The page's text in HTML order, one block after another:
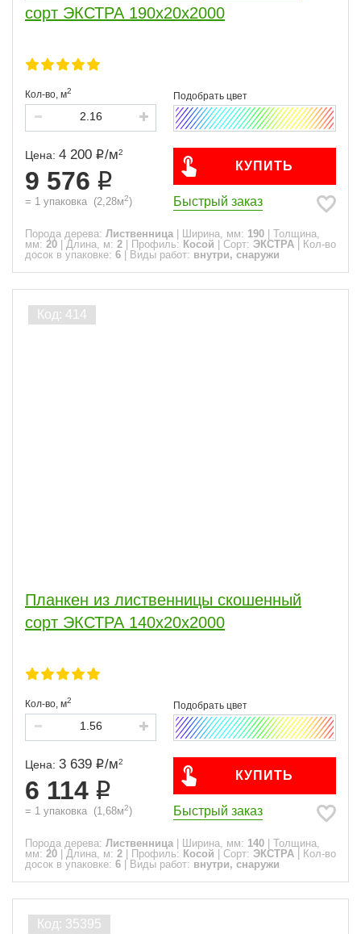
сорт ЭКСТРА 190x20x2000
Кол-во, м2
Цена: 4 200 /м2
9 576
= 1 упаковка (2,28м2)
КУПИТЬ
Быстрый заказ
Порода дерева: Лиственница Ширина, мм: 190
Толщина,
мм: 20 Длина, м: 2 Профиль: Косой Сорт: ЭКСТРА
Кол-во
досок в упаковке: 6 Виды работ: внутри, снаружи
Планкен из лиственницы скошенный
сорт ЭКСТРА 140x20x2000
Кол-во, м2
Цена: 3 639 /м2
6 114
= 1 упаковка (1,68м2)
КУПИТЬ
Быстрый заказ
Порода дерева: Лиственница Ширина, мм: 140
Толщина,
мм: 20 Длина, м: 2 Профиль: Косой Сорт: ЭКСТРА
Кол-во
досок в упаковке: 6 Виды работ: внутри, снаружи